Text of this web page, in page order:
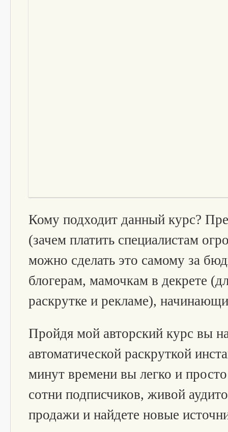
Кому подходит данный курс?
(зачем платить специалистам
можно сделать это самому за
блогерам, мамочкам в декрете
раскрутке и рекламе),
Пройдя мой авторский курс вы
автоматической раскруткой
минут времени вы легко и просто
сотни подписчиков, живой
продажи и найдете новые